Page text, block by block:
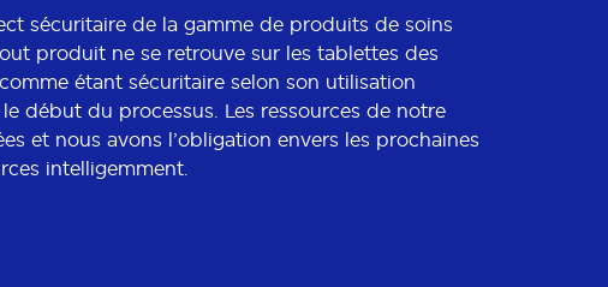
sécuritaire de la gamme de produits de soins
produit ne se retrouve sur les tablettes des
étant sécuritaire selon son utilisation
début du processus. Les ressources de notre
et nous avons l’obligation envers les prochaines
intelligemment.